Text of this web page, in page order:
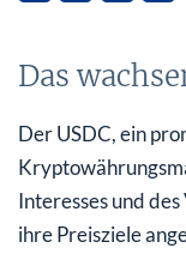
Analysten
Das
Der USDC, ein
Interesses und
ihre Preisziele